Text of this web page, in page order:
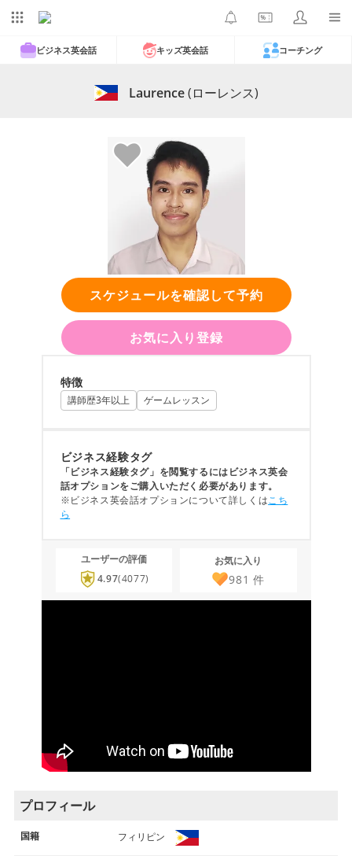
ビジネス英会話 キッズ英会話 コーチング
Laurence(ローレンス)
スケジュールを確認して予約
お気に入り登録
特徴
講師歴3年以上 ゲームレッスン
ビジネス経験タグ
「ビジネス経験タグ」を閲覧するにはビジネス英会
話オプションをご購入いただく必要があります。
※ビジネス英会話オプションについて詳しくはこち
ら
ユーザーの評価
4.97(4077)
お気に入り
981 件
プロフィール
国籍 フィリピン